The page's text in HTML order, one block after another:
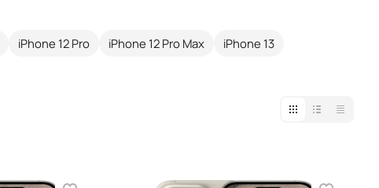
iPhone 12 Pro iPhone 12 Pro Max
iPhone 13